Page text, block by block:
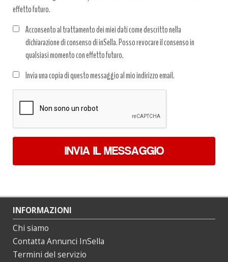
effetto futuro.
Acconsento al trattamento dei miei dati come descritto nella
dichiarazione di consenso di inSella. Posso revocare il consenso in
qualsiasi momento con effetto futuro.
dati
*
Invia una copia di questo messaggio al mio indirizzo email.
INVIA IL MESSAGGIO
INFORMAZIONI
Chi siamo
Contatta Annunci InSella
Termini del servizio